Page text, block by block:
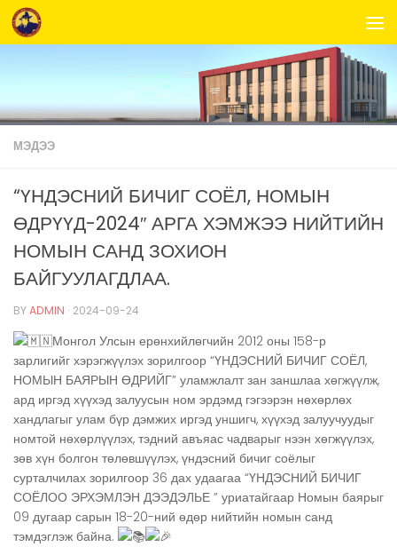
Skip to content
МЭДЭЭ
“ҮНДЭСНИЙ БИЧИГ СОЁЛ, НОМЫН
ӨДРҮҮД-2024″ АРГА ХЭМЖЭЭ ᠌᠌НИЙТИЙН
НОМЫН САНД ЗОХИОН
БАЙГУУЛАГДЛАА.
BYADMIN · 2024-09-24
Монгол Улсын ерөнхийлөгчийн 2012 оны 158-р
зарлигийг хэрэгжүүлэх зорилгоор “ҮНДЭСНИЙ БИЧИГ СОЁЛ,
НОМЫН БАЯРЫН ӨДРИЙГ” уламжлалт зан заншлаа хөгжүүлж,
ард иргэд хүүхэд залуусын ном эрдэмд гэгээрэн нөхөрлөх
хандлагыг улам бүр дэмжих иргэд уншигч, хүүхэд залуучуудыг
номтой нөхөрлүүлэх, тэдний авъяас чадварыг нээн хөгжүүлэх,
зөв хүн болгон төлөвшүүлэх, үндэсний бичиг соёлыг
сурталчилах зорилгоор 36 дах удаагаа “ҮНДЭСНИЙ БИЧИГ
СОЁЛОО ЭРХЭМЛЭН ДЭЭДЭЛЬЕ ” уриатайгаар Номын баярыг
09 дугаар сарын 18-20-ний өдөр нийтийн номын санд
тэмдэглэж байна.